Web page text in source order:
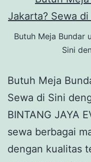
Butuh Meja Bundar
Sini
Butuh Meja
Sewa di Sini
BINTANG JAYA
sewa berbagai
dengan kualitas